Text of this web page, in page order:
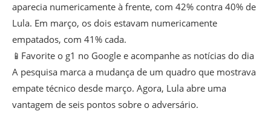
aparecia numericamente à frente, com 42% contra 40% de
Lula. Em março, os dois estavam numericamente
empatados, com 41% cada.
📱Favorite o g1 no Google e acompanhe as notícias do dia
A pesquisa marca a mudança de um quadro que mostrava
empate técnico desde março. Agora, Lula abre uma
vantagem de seis pontos sobre o adversário.